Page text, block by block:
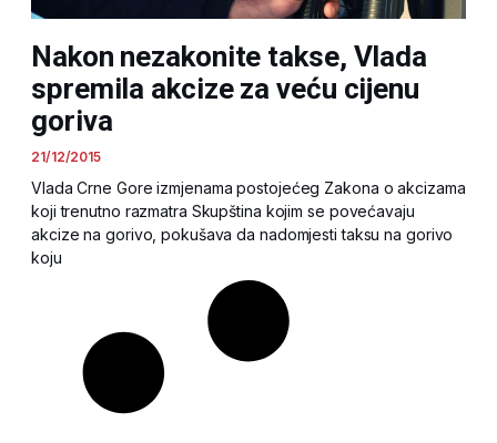
Nakon nezakonite takse, Vlada
spremila akcize za veću cijenu
goriva
21/12/2015
Vlada Crne Gore izmjenama postojećeg Zakona o akcizama
koji trenutno razmatra Skupština kojim se povećavaju
akcize na gorivo, pokušava da nadomjesti taksu na gorivo
koju